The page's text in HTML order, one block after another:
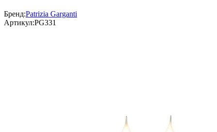
Бренд:Patrizia Garganti
Артикул:PG331